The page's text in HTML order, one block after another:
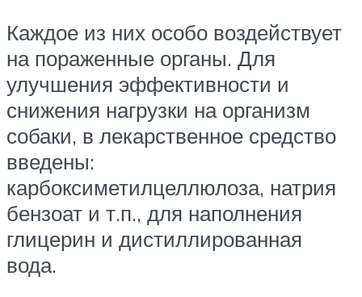
Каждое из них особо воздействует
на пораженные органы. Для
улучшения эффективности и
снижения нагрузки на организм
собаки, в лекарственное средство
введены:
карбоксиметилцеллюлоза, натрия
бензоат и т.п., для наполнения
глицерин и дистиллированная
вода.